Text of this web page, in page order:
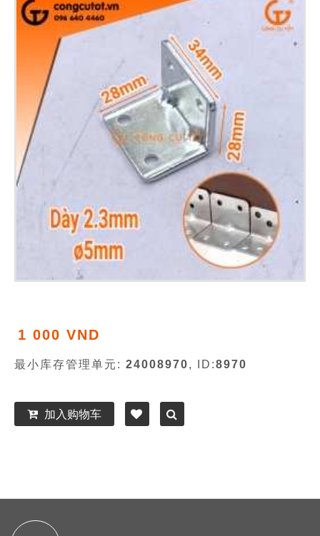
1 000 VND
最小库存管理单元: 24008970, ID:8970
加入购物车